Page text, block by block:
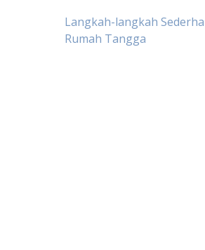
Post
Langkah-langkah
Rumah Tangga